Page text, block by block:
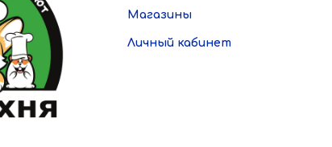
Магазины
Личный кабинет